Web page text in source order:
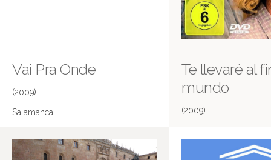
Vai Pra Onde
(2009)
Salamanca
Te llevaré al
mundo
(2009)
Más información en IMDB